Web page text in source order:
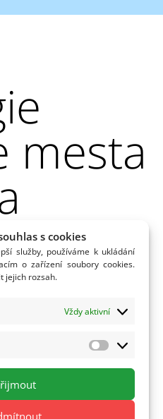
s cookies
služby, používáme k ukládání
o zařízení soubory cookies.
jejich rozsah.
Vždy aktivní
Statistiky
mesta